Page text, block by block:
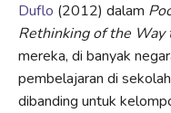
Duflo (2012) dalam
Rethinking of the Way
mereka, di banyak
pembelajaran di
dibanding untuk